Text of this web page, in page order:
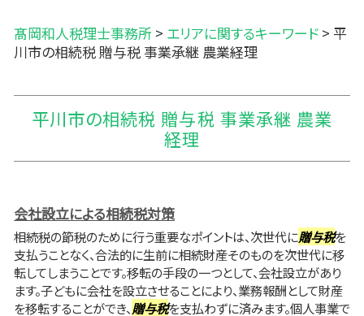
髙岡和人税理士事務所 > エリアに関するキーワード > 平
川市の相続税 贈与税 事業承継 農業経理
平川市の相続税 贈与税 事業承継 農業
経理
会社設立による相続税対策
相続税の節税のために行う重要なポイントは、次世代に贈与税を
支払うことなく、合法的に生前に相続財産そのものを次世代に移
転してしまうことです。移転の手段の一つとして、会社設立があり
ます。子どもに会社を設立させることにより、業務報酬として財産
を移転することができ、贈与税を支払わずに済みます。個人事業で